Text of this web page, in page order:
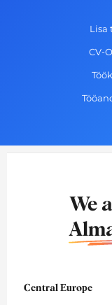
Lisa
CV-
We
Central Europe